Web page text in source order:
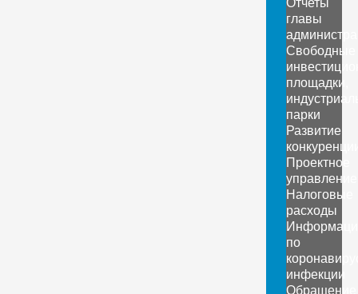
главы
Свободные
площадки,
парки
Развитие
Проектное
управление
Налоговые
расходы
по
инфекции
Обращение